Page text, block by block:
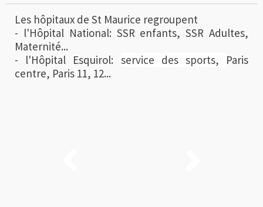
Les hôpitaux de St Maurice regroupent
- l'Hôpital National: SSR enfants, SSR Adultes,
Maternité...
- l'Hôpital Esquirol: service des sports, Paris
centre, Paris 11, 12...